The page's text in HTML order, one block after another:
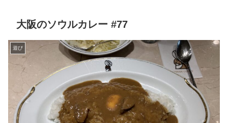
大阪のソウルカレー #77
遊び